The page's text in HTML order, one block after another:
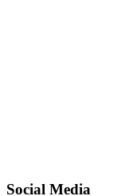
Social Media